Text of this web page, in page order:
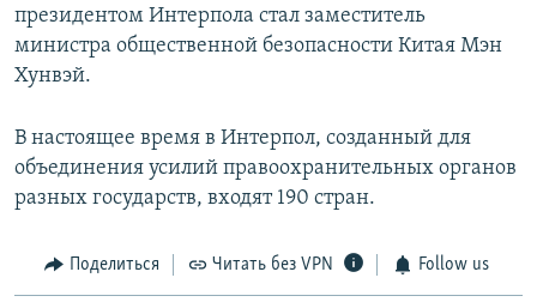
президентом Интерпола стал заместитель
министра общественной безопасности Китая Мэн
Хунвэй.
В настоящее время в Интерпол, созданный для
объединения усилий правоохранительных органов
разных государств, входят 190 стран.
Поделиться Читать без VPN Follow us